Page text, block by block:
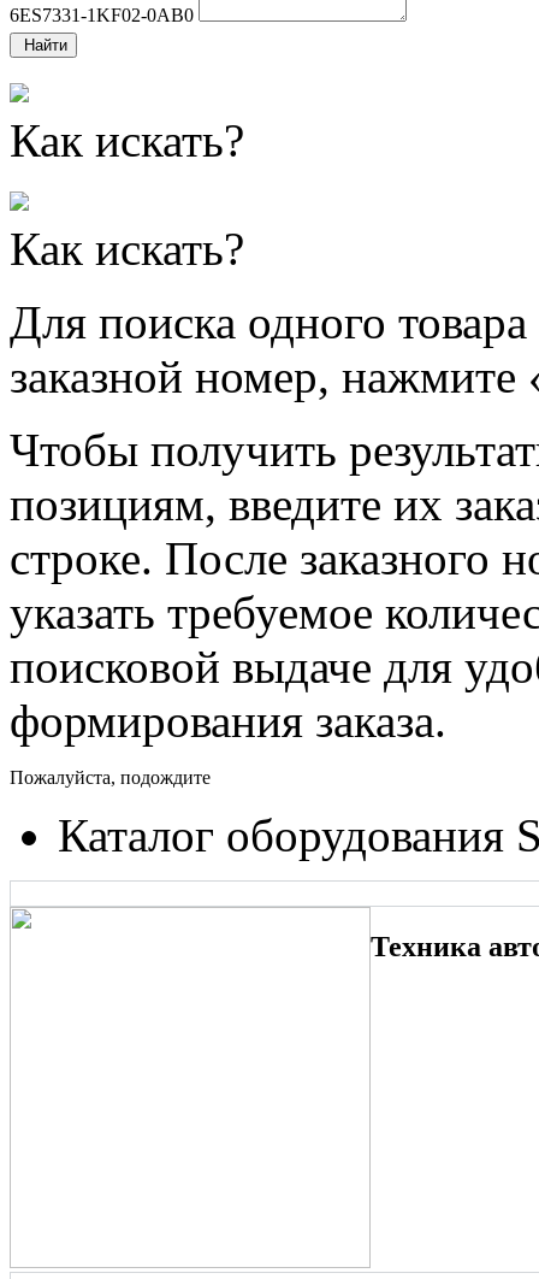
6ES7331-1KF02-0AB0
Найти
Как искать?
Как искать?
Для поиска одного
заказной номер, нажмите
Чтобы получить
позициям, введите их
строке. После заказного
указать требуемое
поисковой выдаче для
формирования заказа.
Пожалуйста, подождите
Каталог оборудования
Техника